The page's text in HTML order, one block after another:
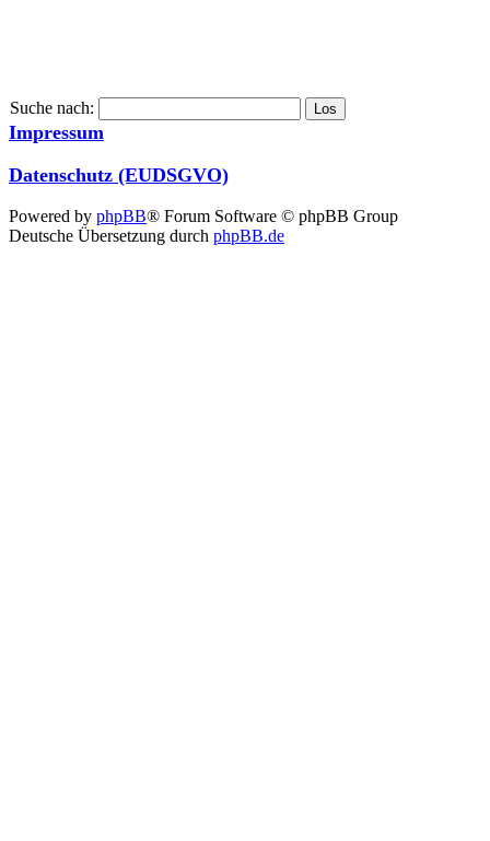
Suche nach:
Impressum
Datenschutz (EUDSGVO)
Powered by phpBB® Forum Software © phpBB Group
Deutsche Übersetzung durch phpBB.de